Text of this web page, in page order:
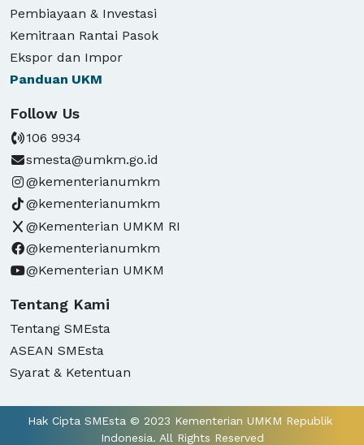
Pembiayaan & Investasi
Kemitraan Rantai Pasok
Ekspor dan Impor
Panduan UKM
Follow Us
106 9934
smesta@umkm.go.id
@kementerianumkm
@kementerianumkm
@Kementerian UMKM RI
@kementerianumkm
@Kementerian UMKM
Tentang Kami
Tentang SMEsta
ASEAN SMEsta
Syarat & Ketentuan
Hak Cipta SMEsta © 2023 Kementerian UMKM Republik
Indonesia. All Rights Reserved